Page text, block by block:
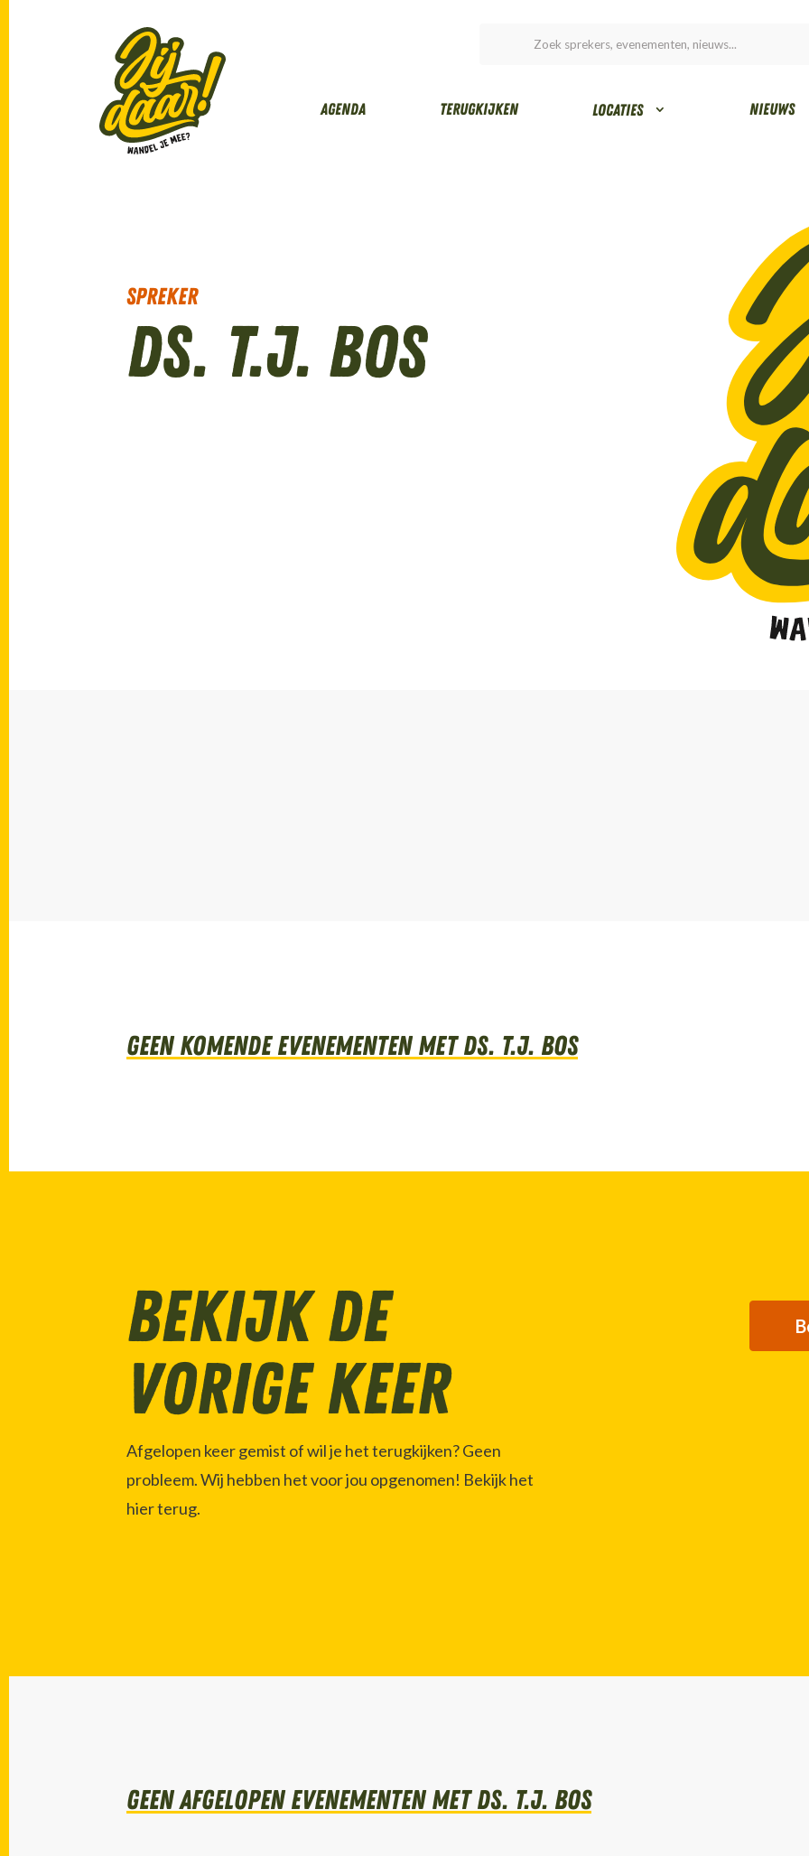
Agenda Terugkijken Locaties Nieuws
Spreker
Ds. T.J. Bos
Geen komende evenementen met Ds. T.J. Bos
Bekijk de
vorige keer
Afgelopen keer gemist of wil je het terugkijken? Geen
probleem. Wij hebben het voor jou opgenomen! Bekijk het
hier terug.
Geen afgelopen evenementen met Ds. T.J. Bos